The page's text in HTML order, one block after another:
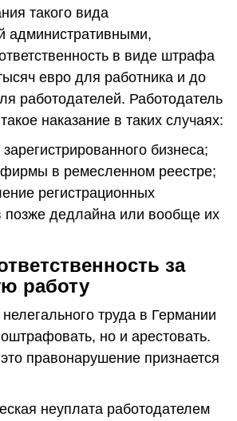
такого вида
административными,
в виде штрафа
евро для работника и до
работодателей. Работодатель
наказание в таких случаях:
бизнеса;
фирмы в ремесленном реестре;
регистрационных
позже дедлайна или вообще их
за
работу
труда в Германии
но и арестовать.
правонарушение признается
неуплата работодателем